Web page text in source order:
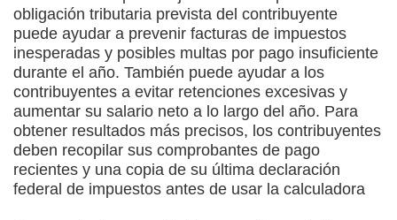
obligación tributaria prevista del contribuyente
puede ayudar a prevenir facturas de impuestos
inesperadas y posibles multas por pago insuficiente
durante el año. También puede ayudar a los
contribuyentes a evitar retenciones excesivas y
aumentar su salario neto a lo largo del año. Para
obtener resultados más precisos, los contribuyentes
deben recopilar sus comprobantes de pago
recientes y una copia de su última declaración
federal de impuestos antes de usar la calculadora